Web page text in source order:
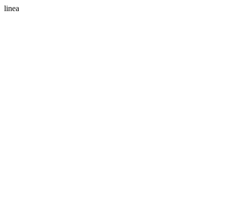
linea